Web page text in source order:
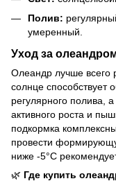
Полив:
умеренный.
Уход за
Олеандр лучше всего
солнце способствует
регулярного полива,
активного роста и
подкормка
провести
ниже -5°C
🌿 Где купить